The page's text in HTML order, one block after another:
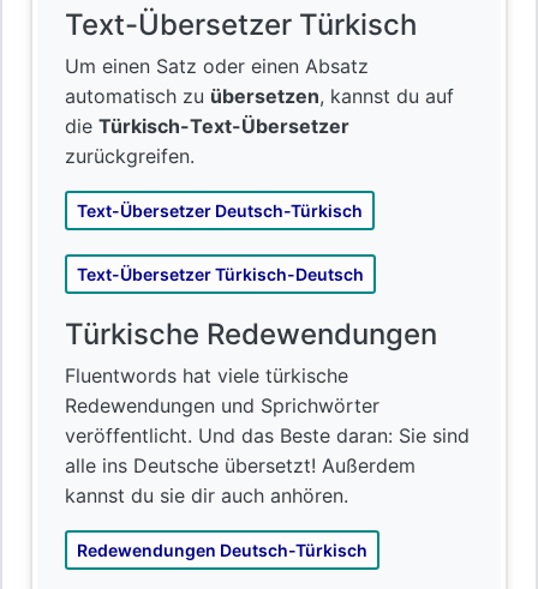
Text-Übersetzer Türkisch
Um einen Satz oder einen Absatz
automatisch zu übersetzen, kannst du auf
die Türkisch-Text-Übersetzer
zurückgreifen.
Text-Übersetzer Deutsch-Türkisch
Text-Übersetzer Türkisch-Deutsch
Türkische Redewendungen
Fluentwords hat viele türkische
Redewendungen und Sprichwörter
veröffentlicht. Und das Beste daran: Sie sind
alle ins Deutsche übersetzt! Außerdem
kannst du sie dir auch anhören.
Redewendungen Deutsch-Türkisch